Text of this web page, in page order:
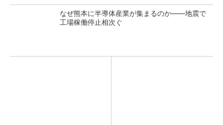
なぜ熊本に半導体産業が集まるのか――地震で
工場稼働停止相次ぐ